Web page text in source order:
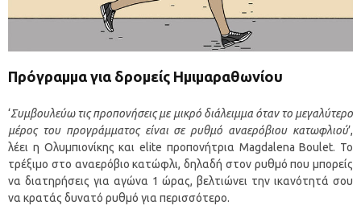
Πρόγραμμα για δρομείς Ημιμαραθωνίου
‘Συμβουλεύω τις προπονήσεις με μικρό διάλειμμα όταν το μεγαλύτερο
μέρος του προγράμματος είναι σε ρυθμό αναερόβιου κατωφλιού’,
λέει η Ολυμπιονίκης και elite προπονήτρια Magdalena Boulet. Το
τρέξιμο στο αναερόβιο κατώφλι, δηλαδή στον ρυθμό που μπορείς
να διατηρήσεις για αγώνα 1 ώρας, βελτιώνει την ικανότητά σου
να κρατάς δυνατό ρυθμό για περισσότερο.